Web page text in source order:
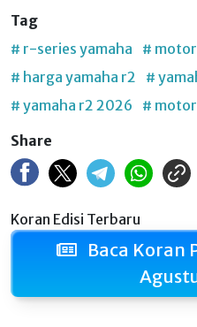
Tag
# r-series yamaha
#
# harga yamaha r2
#
# yamaha r2 2026
#
Share
Koran Edisi Terbaru
Baca Koran